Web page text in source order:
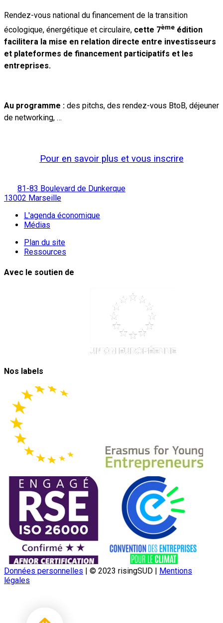
Rendez-vous national du financement de la transition
écologique, énergétique et circulaire, cette 7ème édition
facilitera la mise en relation directe entre investisseurs
et plateformes de financement participatifs et les
entreprises.
Au programme : des pitchs, des rendez-vous BtoB, déjeuner
de networking, …
Pour en savoir plus et vous inscrire
81-83 Boulevard de Dunkerque
13002 Marseille
L'agenda économique
Médias
Plan du site
Ressources
Avec le soutien de
Nos labels
Données personnelles © 2023 risingSUD
Mentions
légales